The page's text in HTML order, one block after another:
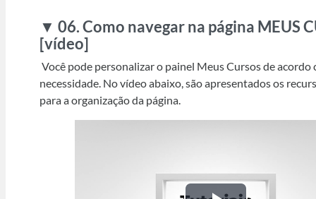
▼ 06. Como navegar na página MEUS
[vídeo]
Você pode personalizar o painel Meus Cursos de acordo
necessidade. No vídeo abaixo, são apresentados os
para a organização da página.